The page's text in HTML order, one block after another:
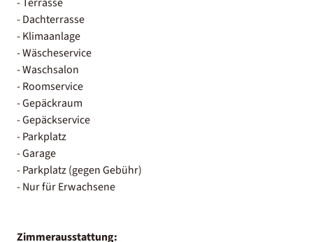
- Dachterrasse
- Klimaanlage
- Wäscheservice
- Waschsalon
- Roomservice
- Gepäckraum
- Gepäckservice
- Parkplatz
- Garage
- Parkplatz (gegen Gebühr)
- Nur für Erwachsene
Zimmerausstattung: